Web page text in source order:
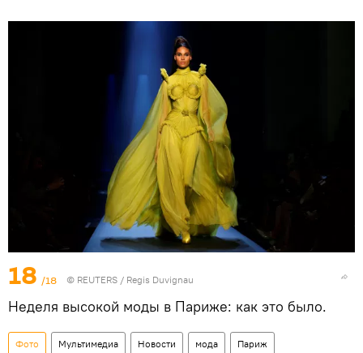
18 /18 © REUTERS / Regis Duvignau
Неделя высокой моды в Париже: как это было.
Фото Мультимедиа Новости мода Париж